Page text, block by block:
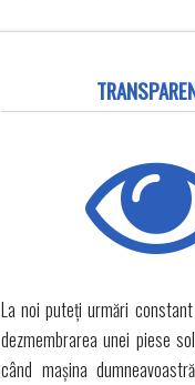
La noi puteți urmări
dezmembrarea unei piese
când mașina